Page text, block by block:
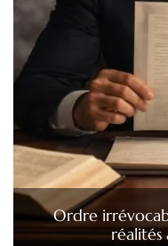
Ordre
réalités